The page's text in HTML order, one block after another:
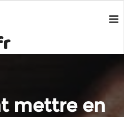
mettre en